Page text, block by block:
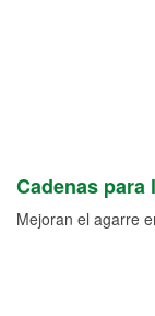
Cadenas
Mejoran el agarre